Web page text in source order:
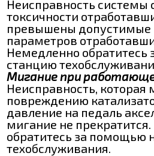
Неисправность системы
токсичности
превышены допустимые
параметров
Немедленно
станцию
Мигание при
Неисправность, которая
повреждению
давление на педаль
мигание не
обратитесь за помощью
техобслуживания.